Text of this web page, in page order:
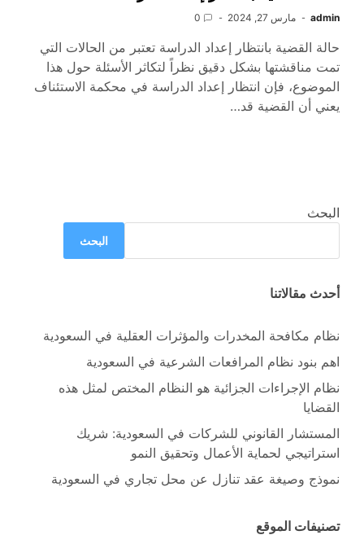
admin مارس 27, 2024 0
حالة القضية بانتظار إعداد الدراسة تعتبر من الحالات التي
تمت مناقشتها بشكل دقيق نظراً لتكاثر الأسئلة حول هذا
الموضوع، فإن انتظار إعداد الدراسة في محكمة الاستئناف
يعني أن القضية قد…
البحث
البحث
أحدث مقالاتنا
نظام مكافحة المخدرات والمؤثرات العقلية في السعودية
اهم بنود نظام المرافعات الشرعية في السعودية
نظام الإجراءات الجزائية هو النظام المختص لمثل هذه
القضايا
المستشار القانوني للشركات في السعودية: شريك
استراتيجي لحماية الأعمال وتحقيق النمو
نموذج وصيغة عقد تنازل عن محل تجاري في السعودية
تصنيفات الموقع